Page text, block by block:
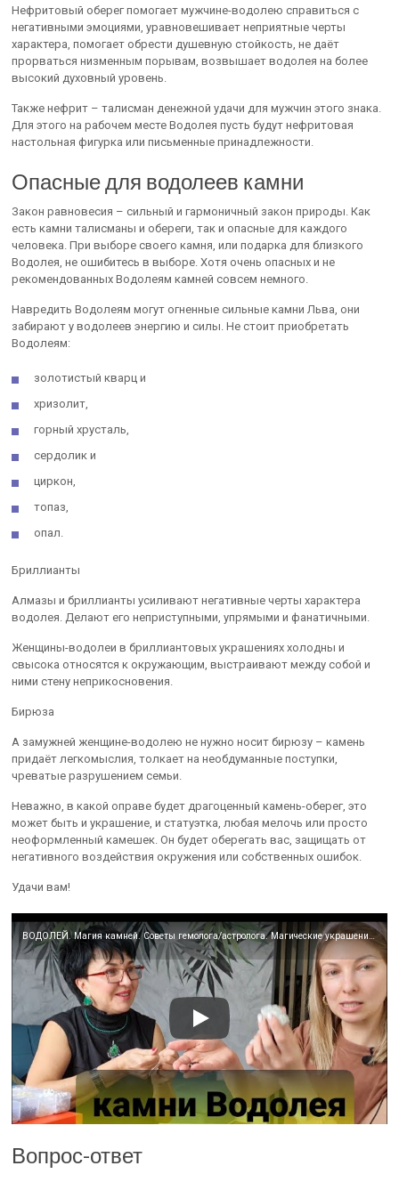
Нефритовый оберег помогает мужчине-водолею справиться с
негативными эмоциями, уравновешивает неприятные черты
характера, помогает обрести душевную стойкость, не даёт
прорваться низменным порывам, возвышает водолея на более
высокий духовный уровень.
Также нефрит – талисман денежной удачи для мужчин этого знака.
Для этого на рабочем месте Водолея пусть будут нефритовая
настольная фигурка или письменные принадлежности.
Опасные для водолеев камни
Закон равновесия – сильный и гармоничный закон природы. Как
есть камни талисманы и обереги, так и опасные для каждого
человека. При выборе своего камня, или подарка для близкого
Водолея, не ошибитесь в выборе. Хотя очень опасных и не
рекомендованных Водолеям камней совсем немного.
Навредить Водолеям могут огненные сильные камни Льва, они
забирают у водолеев энергию и силы. Не стоит приобретать
Водолеям:
золотистый кварц и
хризолит,
горный хрусталь,
сердолик и
циркон,
топаз,
опал.
Бриллианты
Алмазы и бриллианты усиливают негативные черты характера
водолея. Делают его неприступными, упрямыми и фанатичными.
Женщины-водолеи в бриллиантовых украшениях холодны и
свысока относятся к окружающим, выстраивают между собой и
ними стену неприкосновения.
Бирюза
А замужней женщине-водолею не нужно носит бирюзу – камень
придаёт легкомыслия, толкает на необдуманные поступки,
чреватые разрушением семьи.
Неважно, в какой оправе будет драгоценный камень-оберег, это
может быть и украшение, и статуэтка, любая мелочь или просто
неоформленный камешек. Он будет оберегать вас, защищать от
негативного воздействия окружения или собственных ошибок.
Удачи вам!
ВОДОЛЕЙ. Магия камней. Советы гемолога/астролога. Магические украшения. Камни Водолея.
Вопрос-ответ